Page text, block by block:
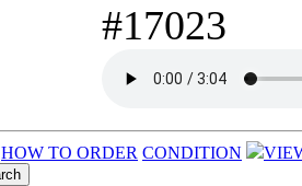
#17023
HOW TO ORDER CONDITION